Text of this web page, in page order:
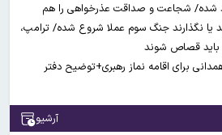
شده/ شجاعت و صداقت عذرخواهی را هم
یا نگذارند جنگ سوم عملا شروع شده/ ترامپ،
باید قصاص شوند
برای اقامه نماز رهبری+توضیح دفتر
آرشیو